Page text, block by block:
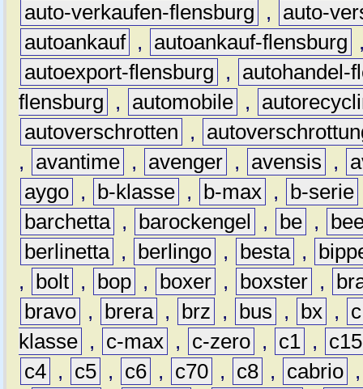
auto-verkaufen-flensburg
,
auto-
autoankauf , autoankauf-flensburg
autoexport-flensburg
,
autohandel-
flensburg
, automobile ,
autoverschrotten
,
,
avantime , avenger , avensis ,
aygo , b-klasse , b-max , b-serie
barchetta , barockengel , be ,
berlinetta , berlingo , besta ,
,
bolt , bop , boxer , boxster ,
bravo , brera , brz , bus , bx ,
c
klasse , c-max , c-zero , c1 ,
c15
c4 , c5 , c6 , c70 , c8 , cabrio